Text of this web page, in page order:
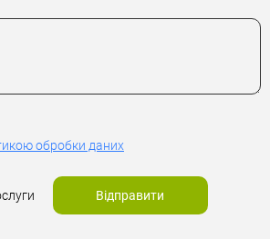
обробки даних
Відправити